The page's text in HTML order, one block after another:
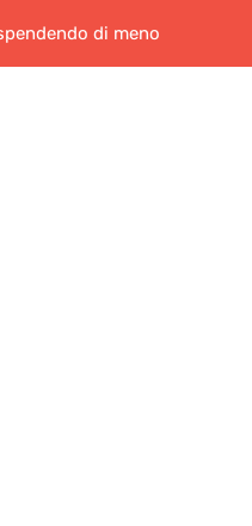
di meno